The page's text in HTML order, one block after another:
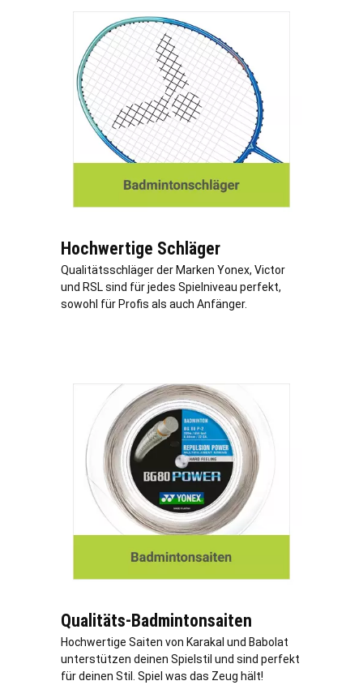
Hochwertige Schläger
Qualitätsschläger der Marken Yonex, Victor
und RSL sind für jedes Spielniveau perfekt,
sowohl für Profis als auch Anfänger.
Qualitäts-Badmintonsaiten
Hochwertige Saiten von Karakal und Babolat
unterstützen deinen Spielstil und sind perfekt
für deinen Stil. Spiel was das Zeug hält!